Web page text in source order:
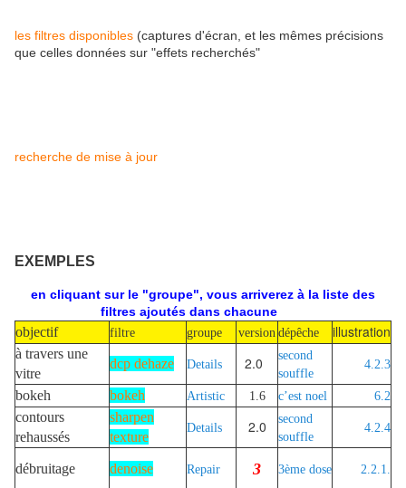
les filtres disponibles (captures d'écran, et les mêmes précisions
que celles données sur "effets recherchés"
recherche de mise à jour
EXEMPLES
en cliquant sur le "groupe", vous arriverez à la liste des
filtres ajoutés dans chacune
objectif filtre groupe version dépêche illustration
à travers une
vitre
dcp dehaze Details 2.0
second
souffle
4.2.3
bokeh bokeh Artistic 1.6 c’est noel 6.2
contours
rehaussés
sharpen
texture
Details 2.0
second
souffle
4.2.4
débruitage denoise Repair 3 3ème dose 2.2.1.